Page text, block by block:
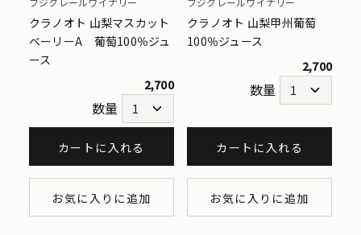
クラノオト 山梨マスカット
ベーリーA 葡萄100％ジュ
ース
2,700
数量
カートに入れる
お気に入りに追加
クラノオト 山梨甲州葡萄
100％ジュース
2,700
数量
カートに入れる
お気に入りに追加